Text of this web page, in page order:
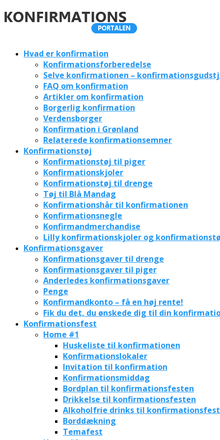
Hvad er konfirmation
Konfirmationsforberedelse
Selve konfirmationen –
FAQ om konfirmation
Artikler om konfirmation
Borgerlig konfirmation
Verdensborger
Konfirmation i Grønland
Relaterede konfirmationsemner
Konfirmationstøj
Konfirmationstøj til piger
Konfirmationskjoler
Konfirmationstøj til drenge
Tøj til Blå Mandag
Konfirmationshår til konfirmationen
Konfirmationsnegle
Konfirmandmerchandise
Lilly konfirmationskjoler og
Konfirmationsgaver
Konfirmationsgaver til drenge
Konfirmationsgaver til piger
Anderledes konfirmationsgaver
Penge
Konfirmandkonto – få en høj rente!
Fik du det, du ønskede dig til din
Konfirmationsfest
Home #1
Huskeliste til konfirmationen
Konfirmationslokaler
Invitation til konfirmation
Konfirmationsmiddag
Bordplan til konfirmationsfesten
Drikkelse til konfirmationsfesten
Alkoholfrie drinks til
Borddækning
Temafest